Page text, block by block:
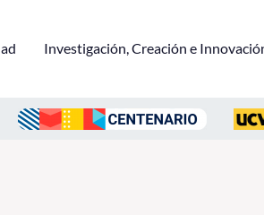
Investigación, Creación e